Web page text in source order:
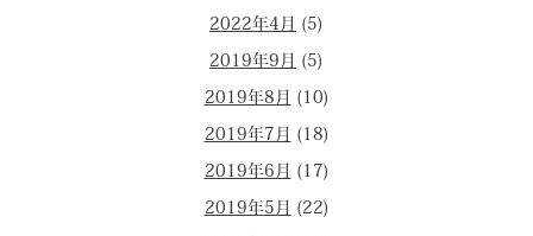
2022年4月 (5)
2019年9月 (5)
2019年8月 (10)
2019年7月 (18)
2019年6月 (17)
2019年5月 (22)